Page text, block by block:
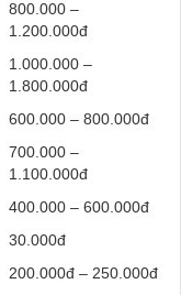
800.000 –
1.200.000đ
1.000.000 –
1.800.000đ
600.000 – 800.000đ
700.000 –
1.100.000đ
400.000 – 600.000đ
30.000đ
200.000đ – 250.000đ